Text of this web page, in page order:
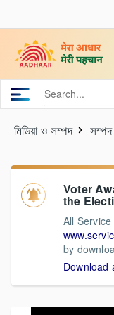
মিডিয়া ও সম্পদ সম্পদ
Voter
the
All
by
Download